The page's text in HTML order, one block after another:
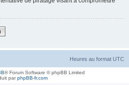
Heures au format UTC
® Forum Software © phpBB Limited
parphpBB-fr.com